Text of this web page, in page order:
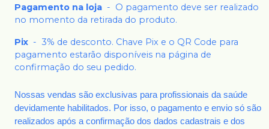
Pagamento na loja - O pagamento deve ser realizado
no momento da retirada do produto.
Pix - 3% de desconto. Chave Pix e o QR Code para
pagamento estarão disponíveis na página de
confirmação do seu pedido.
Nossas vendas são exclusivas para profissionais da saúde
devidamente habilitados. Por isso, o pagamento e envio só são
realizados após a confirmação dos dados cadastrais e dos